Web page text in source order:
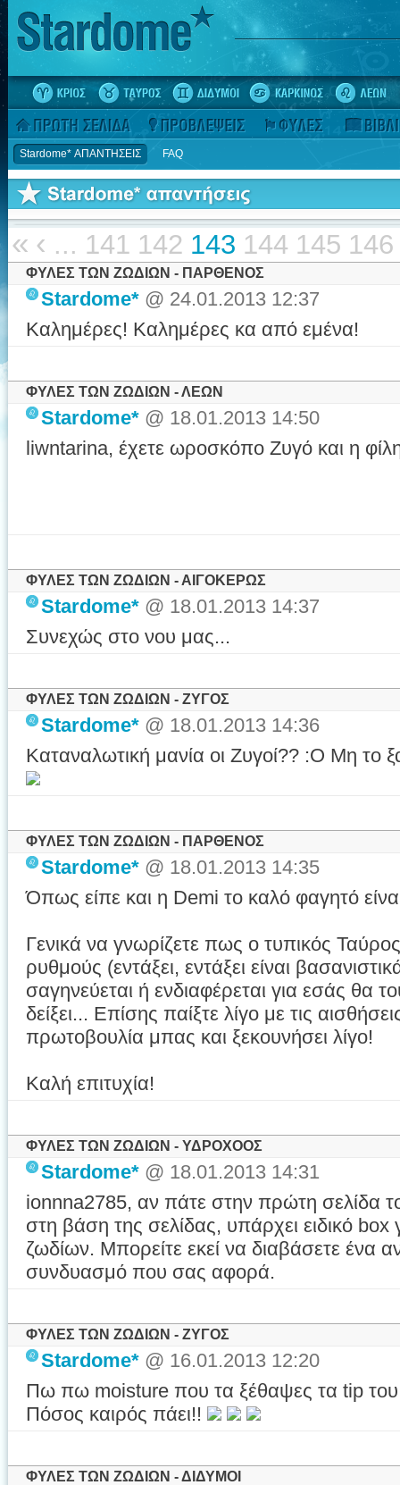
Stardome* ΑΠΑΝΤΗΣΕΙΣ FAQ
« ‹ ... 141 142 143 144 145 146
ΦΥΛΕΣ ΤΩΝ ΖΩΔΙΩΝ - ΠΑΡΘΕΝΟΣ
Stardome* @ 24.01.2013 12:37
Καλημέρες! Καλημέρες κα από εμένα!
ΦΥΛΕΣ ΤΩΝ ΖΩΔΙΩΝ - ΛΕΩΝ
Stardome* @ 18.01.2013 14:50
liwntarina, έχετε ωροσκόπο Ζυγό και η
ΦΥΛΕΣ ΤΩΝ ΖΩΔΙΩΝ - ΑΙΓΟΚΕΡΩΣ
Stardome* @ 18.01.2013 14:37
Συνεχώς στο νου μας...
ΦΥΛΕΣ ΤΩΝ ΖΩΔΙΩΝ - ΖΥΓΟΣ
Stardome* @ 18.01.2013 14:36
Καταναλωτική μανία οι Ζυγοί?? :O Μη το
ΦΥΛΕΣ ΤΩΝ ΖΩΔΙΩΝ - ΠΑΡΘΕΝΟΣ
Stardome* @ 18.01.2013 14:35
Όπως είπε και η Demi το καλό φαγητό
Γενικά να γνωρίζετε πως ο τυπικός
ρυθμούς (εντάξει, εντάξει είναι
σαγηνεύεται ή ενδιαφέρεται για εσάς θα
δείξει... Επίσης παίξτε λίγο με τις
πρωτοβουλία μπας και ξεκουνήσει λίγο!
Καλή επιτυχία!
ΦΥΛΕΣ ΤΩΝ ΖΩΔΙΩΝ - ΥΔΡΟΧΟΟΣ
Stardome* @ 18.01.2013 14:31
ionnna2785, αν πάτε στην πρώτη σελίδα
στη βάση της σελίδας, υπάρχει ειδικό box
ζωδίων. Μπορείτε εκεί να διαβάσετε ένα
συνδυασμό που σας αφορά.
ΦΥΛΕΣ ΤΩΝ ΖΩΔΙΩΝ - ΖΥΓΟΣ
Stardome* @ 16.01.2013 12:20
Πω πω moisture που τα ξέθαψες τα tip
Πόσος καιρός πάει!!
ΦΥΛΕΣ ΤΩΝ ΖΩΔΙΩΝ - ΔΙΔΥΜΟΙ